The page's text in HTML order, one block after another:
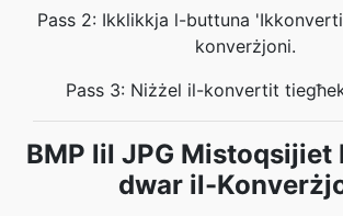
Pass 2: Ikklikkja l-buttuna
konverżjoni.
Pass 3: Niżżel il-konvertit
BMP lil JPG Mistoqsijiet
dwar il-